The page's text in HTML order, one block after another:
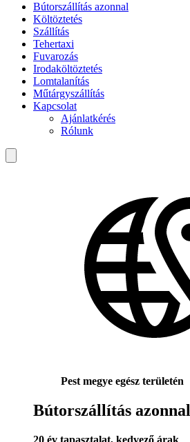
Bútorszállítás azonnal
Költöztetés
Szállítás
Tehertaxi
Fuvarozás
Irodaköltöztetés
Lomtalanítás
Műtárgyszállítás
Kapcsolat
Ajánlatkérés
Rólunk
Pest megye egész területén
Bútorszállítás azonnal
20 év tapasztalat, kedvező árak